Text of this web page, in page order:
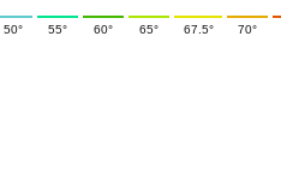
50° 55° 60° 65° 67.5° 70°